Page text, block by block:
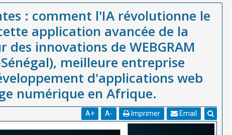
le classement d'archives cette application avancée de la
(société basée à Dakar-Sénégal), meilleure entreprise (société /
et d'archivage numérique en Afrique.
: comment l'IA révolutionne le
application avancée de la
innovations de WEBGRAM
meilleure entreprise
d'applications web
numérique en Afrique.
A+ A- Imprimer Email